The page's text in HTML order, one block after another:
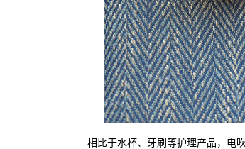
相比于水杯、牙刷等护理产品，电